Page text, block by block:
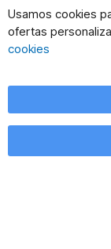
Usamos cookies
ofertas
cookies